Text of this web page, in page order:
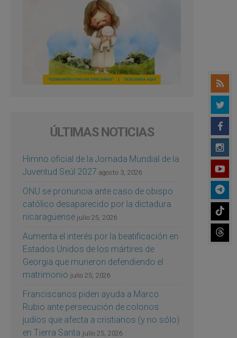
ÚLTIMAS NOTICIAS
Himno oficial de la Jornada Mundial de la
Juventud Seúl 2027 agosto 3, 2026
ONU se pronuncia ante caso de obispo
católico desaparecido por la dictadura
nicaragüense julio 25, 2026
Aumenta el interés por la beatificación en
Estados Unidos de los mártires de
Georgia que murieron defendiendo el
matrimonio julio 25, 2026
Franciscanos piden ayuda a Marco
Rubio ante persecución de colonos
judíos que afecta a cristianos (y no sólo)
en Tierra Santa julio 25, 2026